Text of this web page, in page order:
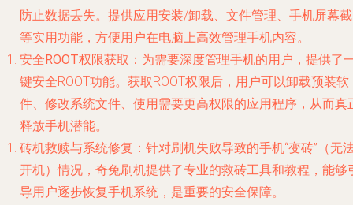
防止数据丢失。提供应用安装/卸载、文件管理、手机屏幕
等实用功能，方便用户在电脑上高效管理手机内容。
安全ROOT权限获取 ：为需要深度管理手机的用户，提供了
键安全ROOT功能。获取ROOT权限后，用户可以卸载预装软
件、修改系统文件、使用需要更高权限的应用程序，从而真
释放手机潜能。
砖机救赎与系统修复 ：针对刷机失败导致的手机“变砖”（无
开机）情况，奇兔刷机提供了专业的救砖工具和教程，能够
导用户逐步恢复手机系统，是重要的安全保障。